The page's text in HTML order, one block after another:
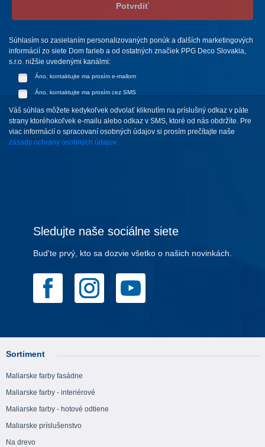
Potvrdiť
Súhlasím so zasielaním personalizovaných ponúk a ďalších marketingových
informácií zo siete Dom farieb a od ostatných značiek PPG Deco Slovakia,
s.r.o. nižšie uvedenými kanálmi:
Áno, kontaktujte ma prosím e-mailom
Áno, kontaktujte ma prosím cez SMS
Váš súhlas môžete kedykoľvek odvolať kliknutím na príslušný odkaz v päte
strany ktoréhokoľvek e-mailu alebo odkaz v SMS, ktoré od nás obdržíte. Pre
viac informácií o spracovaní osobných údajov si prosím prečítajte naše
zásady ochrany osobných údajov
Sledujte naše sociálne siete
Bud'te prvý, kto sa dozvie všetko o našich novinkách.
Sortiment
Maliarske farby fasádne
Maliarske farby - interiérové
Maliarske farby - hotové odtiene
Maliarske príslušenstvo
Na drevo